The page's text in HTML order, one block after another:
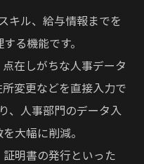
キル、給与情報までを
る機能です。
在しがちな人事データ
変更などを直接入力で
、人事部門のデータ入
大幅に削減。
明書の発行といった